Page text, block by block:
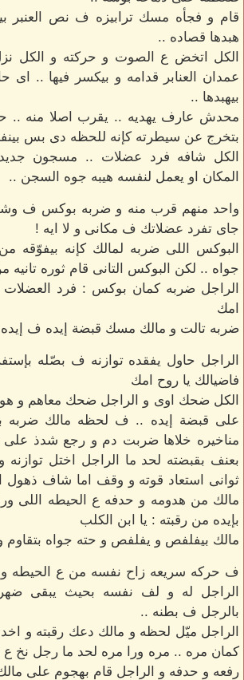
قام و فجأه مسك ترابيزه ف نص العنبر
هبدها قصاده ..
الكل اتخض ع الصوت و حركته و الكل
عمدان العنابر قدامه و بيكسر فيها .. اى
بيهبدها ..
محدش عارف يهديه .. يقرب اصلا منه ..
بتخرج عن سيطرته كإنه للحظه دى بس
الكل شافه فرد عضلات .. مسجون
المكان او يعمل لنفسه هيبه جوه السجن ..
واحد منهم قرب منه و ضربه بوكس ف وشه
جاى تفرد عضلاتك ف مكانى و لا ايه !
البوكس اللى ضربه لمالك كإنه بيفوّقه
جواه .. لكن البوكس التانى قام ثوره تانيه
الراجل ضربه كمان بوكس : فرد العضلات
امك
ضربه تالت و مالك مسك قبضة إيده ف
الراجل حاول يفقده توازنه ف بصّله
فاضيالك يا روح امك
الكل ضحك اوى و الراجل ضحك معاهم و
على قبضة إيده .. ف لحظه مالك
مناخيره خلاها ضربت دم و رجع شدذ على
بعنف بقبضته لحد ما الراجل اختل
ثوانى استعاد قوته و وقف اما شاف
مالك من هدومه و حدفه ع الحيطه اللى
بإيده من رقبته : يا ابن الكلب
مالك بيفلفص و يفلفص و حته جواه
ف حركه سريعه زاح نفسه من ع الحيطه
الراجل له و لف نفسه بحيث يبقى
بالرجل ف بطنه ..
الراجل ميّل لحظه و مالك دعك رقبته و
كمان مره .. مره ورا مره لحد ما رجل نخ ع
رفعه و حدفه و الراجل قام بهجوم على